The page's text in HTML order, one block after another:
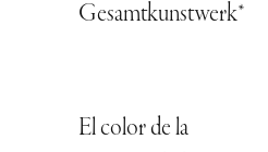
Gesamtkunstwerk*
El color de la